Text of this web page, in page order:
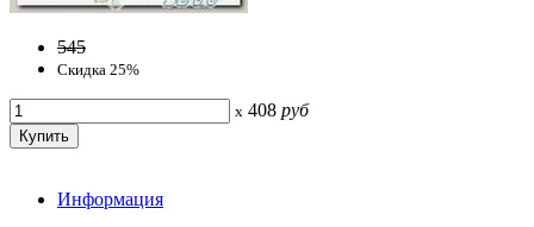
545
Скидка 25%
x 408 руб
Информация